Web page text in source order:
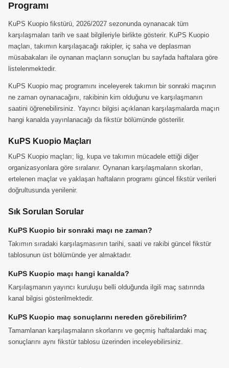
Programı
KuPS Kuopio fikstürü, 2026/2027 sezonunda oynanacak tüm
karşılaşmaları tarih ve saat bilgileriyle birlikte gösterir. KuPS Kuopio
maçları, takımın karşılaşacağı rakipler, iç saha ve deplasman
müsabakaları ile oynanan maçların sonuçları bu sayfada haftalara göre
listelenmektedir.
KuPS Kuopio maç programını inceleyerek takımın bir sonraki maçının
ne zaman oynanacağını, rakibinin kim olduğunu ve karşılaşmanın
saatini öğrenebilirsiniz. Yayıncı bilgisi açıklanan karşılaşmalarda maçın
hangi kanalda yayınlanacağı da fikstür bölümünde gösterilir.
KuPS Kuopio Maçları
KuPS Kuopio maçları; lig, kupa ve takımın mücadele ettiği diğer
organizasyonlara göre sıralanır. Oynanan karşılaşmaların skorları,
ertelenen maçlar ve yaklaşan haftaların programı güncel fikstür verileri
doğrultusunda yenilenir.
Sık Sorulan Sorular
KuPS Kuopio bir sonraki maçı ne zaman?
Takımın sıradaki karşılaşmasının tarihi, saati ve rakibi güncel fikstür
tablosunun üst bölümünde yer almaktadır.
KuPS Kuopio maçı hangi kanalda?
Karşılaşmanın yayıncı kuruluşu belli olduğunda ilgili maç satırında
kanal bilgisi gösterilmektedir.
KuPS Kuopio maç sonuçlarını nereden görebilirim?
Tamamlanan karşılaşmaların skorlarını ve geçmiş haftalardaki maç
sonuçlarını aynı fikstür tablosu üzerinden inceleyebilirsiniz.